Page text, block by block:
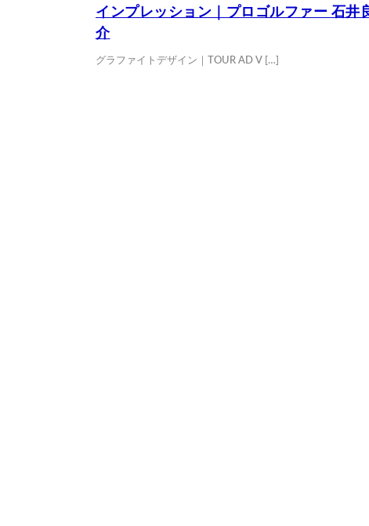
インプレッション｜プロゴルファー 石井
介
グラファイトデザイン｜TOUR AD V […]